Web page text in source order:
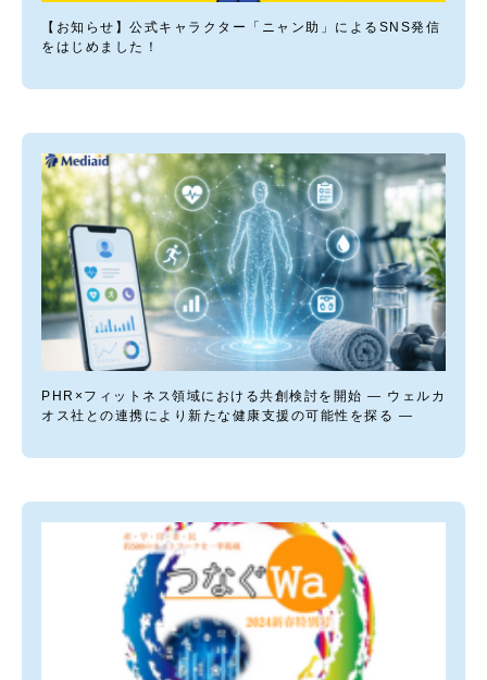
【お知らせ】公式キャラクター「ニャン助」によるSNS発信
をはじめました！
PHR×フィットネス領域における共創検討を開始 — ウェルカ
オス社との連携により新たな健康支援の可能性を探る —